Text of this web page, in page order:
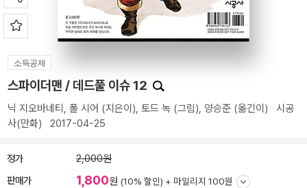
소득공제
스파이더맨 / 데드풀 이슈 12
닉 지오바네티 , 폴 시어 (지은이), 토드 녹 (그림), 양승준 (옮긴이) 시공
사(만화) 2017-04-25
정가 2,000원
판매가 1,800원 (10% 할인) + 마일리지 100원